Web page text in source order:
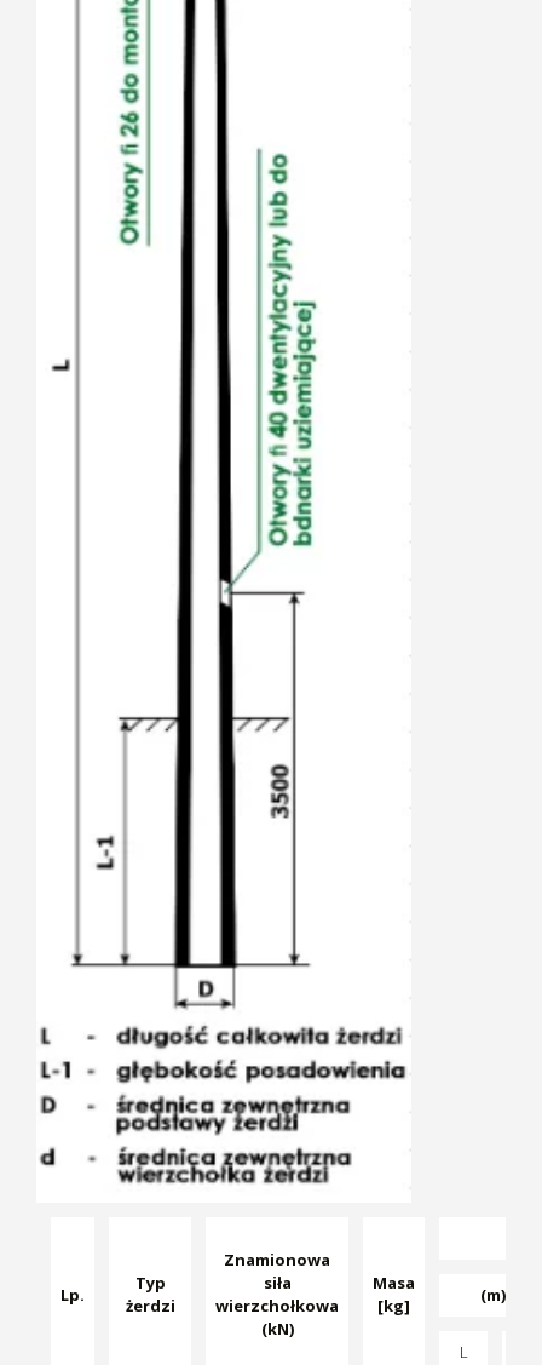
Lp.
Typ
żerdzi
Znamionowa
siła
wierzchołkowa
(kN)
Masa
[kg]
(m)
L